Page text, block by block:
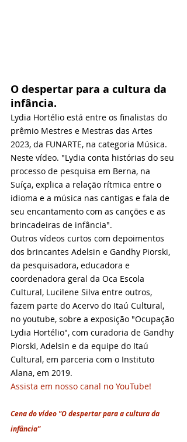
O despertar para a cultura da
infância.
Lydia Hortélio está entre os finalistas do
prêmio Mestres e Mestras das Artes
2023, da FUNARTE, na categoria Música.
Neste vídeo. "Lydia conta histórias do seu
processo de pesquisa em Berna, na
Suíça, explica a relação rítmica entre o
idioma e a música nas cantigas e fala de
seu encantamento com as canções e as
brincadeiras de infância".
Outros vídeos curtos com depoimentos
dos brincantes Adelsin e Gandhy Piorski,
da pesquisadora, educadora e
coordenadora geral da Oca Escola
Cultural, Lucilene Silva entre outros,
fazem parte do Acervo do Itaú Cultural,
no youtube, sobre a exposição "Ocupação
Lydia Hortélio", com curadoria de Gandhy
Piorski, Adelsin e da equipe do Itaú
Cultural, em parceria com o Instituto
Alana, em 2019.
Assista em nosso canal no YouTube!
Cena do vídeo "O despertar para a cultura da
infância"